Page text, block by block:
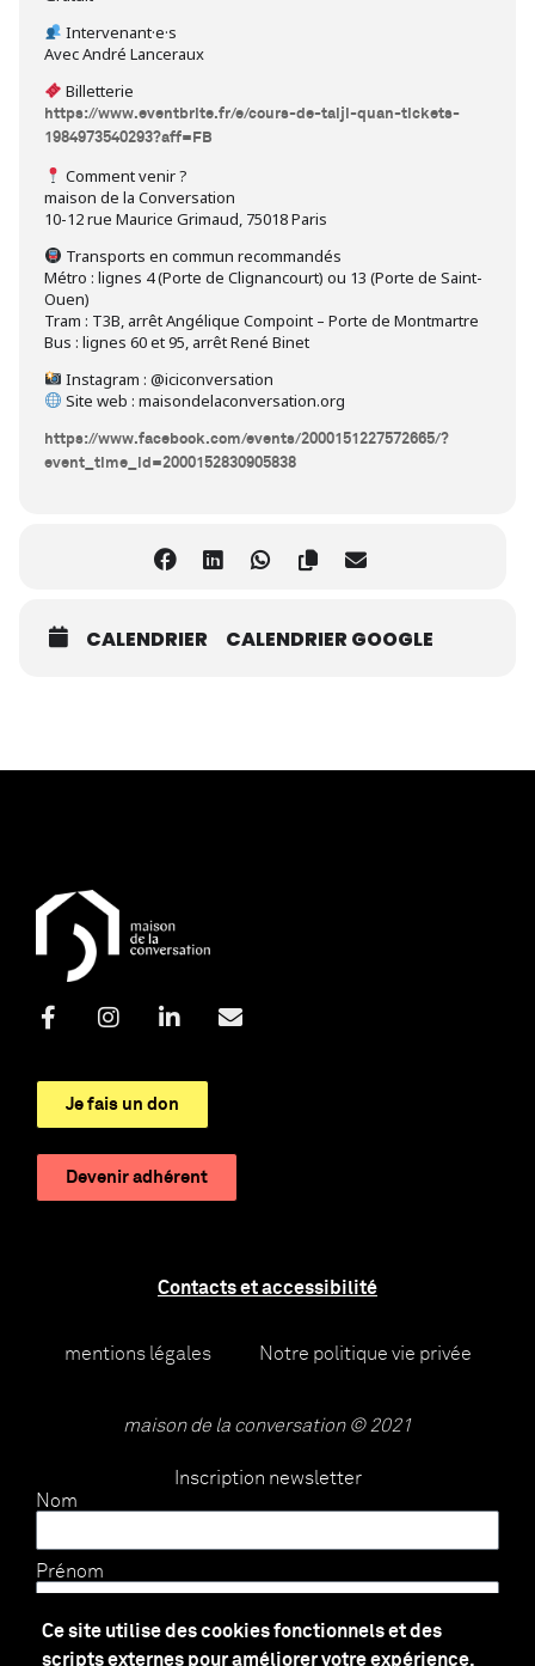
Ce site utilise des cookies fonctionnels et des
scripts externes pour améliorer votre expérience.
Intervenant·e·s
Avec André Lanceraux
Billetterie
https://www.eventbrite.fr/e/cours-de-taiji-quan-tickets-
1984973540293?aff=FB
Comment venir ?
maison de la Conversation
10-12 rue Maurice Grimaud, 75018 Paris
Transports en commun recommandés
Métro : lignes 4 (Porte de Clignancourt) ou 13 (Porte de Saint-
Ouen)
Tram : T3B, arrêt Angélique Compoint – Porte de Montmartre
Bus : lignes 60 et 95, arrêt René Binet
Instagram : @iciconversation
Site web : maisondelaconversation.org
https://www.facebook.com/events/2000151227572665/?
event_time_id=2000152830905838
CALENDRIER CALENDRIER GOOGLE
Je fais un don
Devenir adhérent
Contacts et accessibilité
mentions légales Notre politique vie privée
maison de la conversation © 2021
Inscription newsletter
Nom
Prénom
E-mail